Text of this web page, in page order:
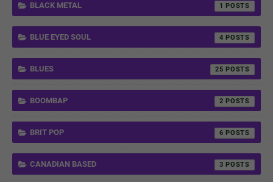
BLACK METAL 1
BLUE EYED SOUL 4
BLUES 25
BOOMBAP 2
BRIT POP 6
CANADIAN BASED 3